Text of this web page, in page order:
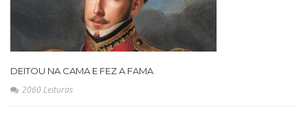
DEITOU NA CAMA E FEZ A FAMA
2060 Leituras